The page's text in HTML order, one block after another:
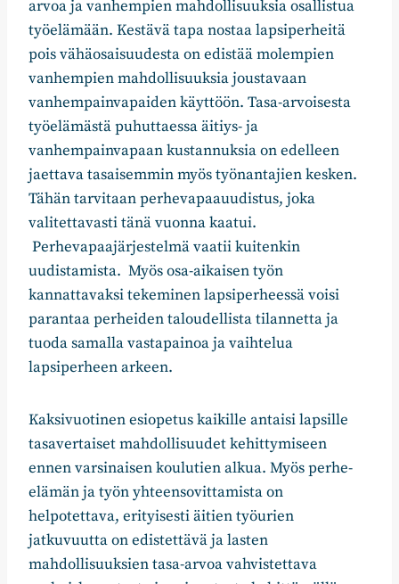
arvoa ja vanhempien mahdollisuuksia osallistua
työelämään. Kestävä tapa nostaa lapsiperheitä
pois vähäosaisuudesta on edistää molempien
vanhempien mahdollisuuksia joustavaan
vanhempainvapaiden käyttöön. Tasa-arvoisesta
työelämästä puhuttaessa äitiys- ja
vanhempainvapaan kustannuksia on edelleen
jaettava tasaisemmin myös työnantajien kesken.
Tähän tarvitaan perhevapaauudistus, joka
valitettavasti tänä vuonna kaatui.
Perhevapaajärjestelmä vaatii kuitenkin
uudistamista. Myös osa-aikaisen työn
kannattavaksi tekeminen lapsiperheessä voisi
parantaa perheiden taloudellista tilannetta ja
tuoda samalla vastapainoa ja vaihtelua
lapsiperheen arkeen.
Kaksivuotinen esiopetus kaikille antaisi lapsille
tasavertaiset mahdollisuudet kehittymiseen
ennen varsinaisen koulutien alkua. Myös perhe-
elämän ja työn yhteensovittamista on
helpotettava, erityisesti äitien työurien
jatkuvuutta on edistettävä ja lasten
mahdollisuuksien tasa-arvoa vahvistettava